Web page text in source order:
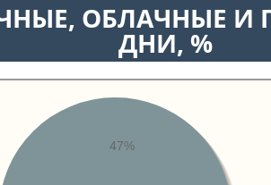
ОБЛАЧНЫЕ И
ДНИ, %
47%